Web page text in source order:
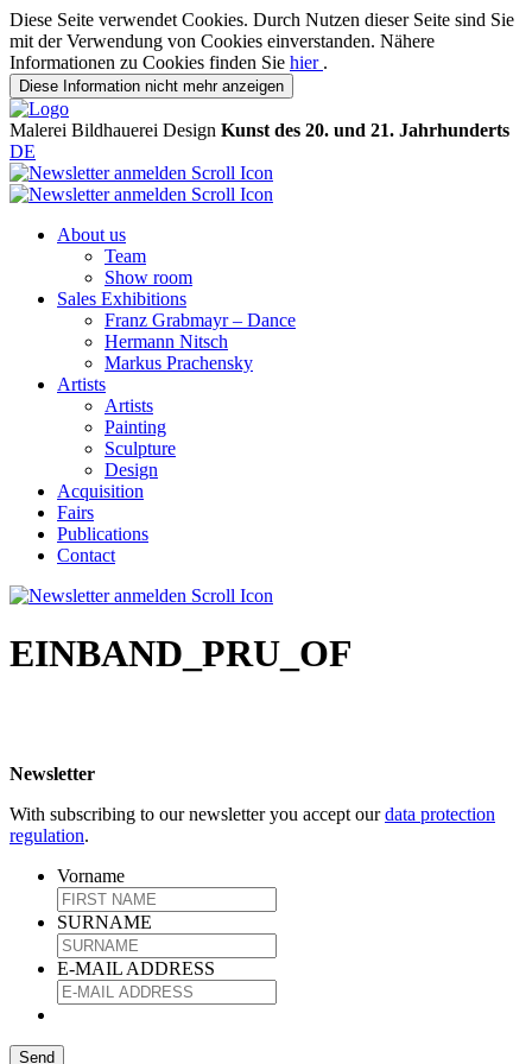
Diese Seite verwendet Cookies. Durch Nutzen dieser Seite sind Sie
mit der Verwendung von Cookies einverstanden. Nähere
Informationen zu Cookies finden Sie hier .
Diese Information nicht mehr anzeigen
Malerei Bildhauerei Design Kunst des 20. und 21. Jahrhunderts
DE
About us
Team
Show room
Sales Exhibitions
Franz Grabmayr – Dance
Hermann Nitsch
Markus Prachensky
Artists
Artists
Painting
Sculpture
Design
Acquisition
Fairs
Publications
Contact
EINBAND_PRU_OF
Newsletter
With subscribing to our newsletter you accept ourdata protection
regulation.
Vorname
SURNAME
E-MAIL ADDRESS